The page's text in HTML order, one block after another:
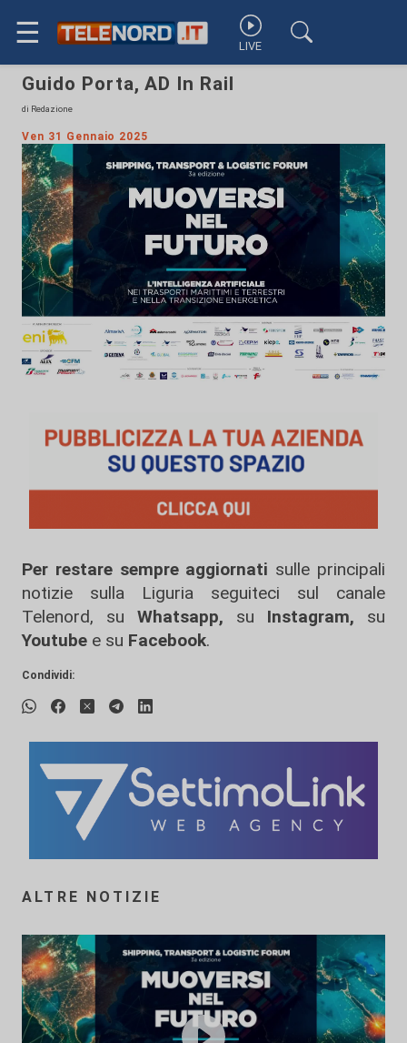
☰ LIVE
Guido Porta, AD In Rail
di Redazione
Ven 31 Gennaio 2025
Per restare sempre aggiornati sulle principali
notizie sulla Liguria seguiteci sul canale
Telenord, su
Whatsapp, su Instagram, su
Youtube e su Facebook.
Condividi:
ALTRE NOTIZIE